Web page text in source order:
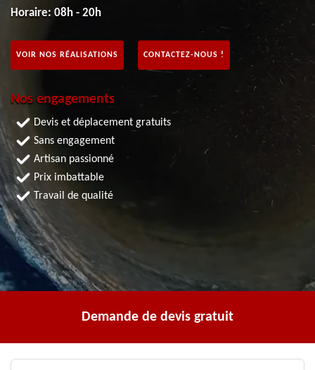
Horaire: 08h - 20h
VOIR NOS RÉALISATIONS CONTACTEZ-NOUS !
Nos engagements
Devis et déplacement gratuits
Sans engagement
Artisan passionné
Prix imbattable
Travail de qualité
Demande de devis gratuit